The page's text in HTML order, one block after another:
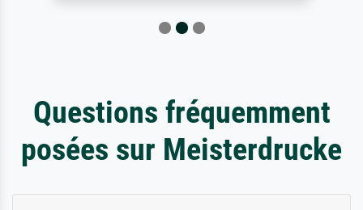
Questions fréquemment
posées sur Meisterdrucke